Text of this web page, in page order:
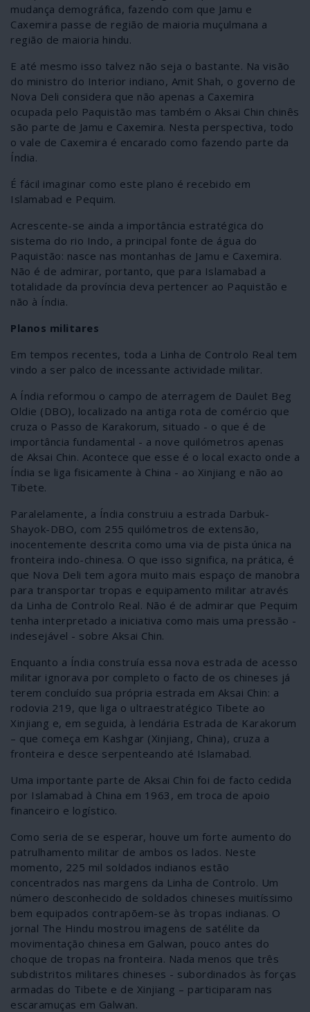
mudança demográfica, fazendo com que Jamu e
Caxemira passe de região de maioria muçulmana a
região de maioria hindu.
E até mesmo isso talvez não seja o bastante. Na visão
do ministro do Interior indiano, Amit Shah, o governo de
Nova Deli considera que não apenas a Caxemira
ocupada pelo Paquistão mas também o Aksai Chin chinês
são parte de Jamu e Caxemira. Nesta perspectiva, todo
o vale de Caxemira é encarado como fazendo parte da
Índia.
É fácil imaginar como este plano é recebido em
Islamabad e Pequim.
Acrescente-se ainda a importância estratégica do
sistema do rio Indo, a principal fonte de água do
Paquistão: nasce nas montanhas de Jamu e Caxemira.
Não é de admirar, portanto, que para Islamabad a
totalidade da província deva pertencer ao Paquistão e
não à Índia.
Planos militares
Em tempos recentes, toda a Linha de Controlo Real tem
vindo a ser palco de incessante actividade militar.
A Índia reformou o campo de aterragem de Daulet Beg
Oldie (DBO), localizado na antiga rota de comércio que
cruza o Passo de Karakorum, situado - o que é de
importância fundamental - a nove quilómetros apenas
de Aksai Chin. Acontece que esse é o local exacto onde a
Índia se liga fisicamente à China - ao Xinjiang e não ao
Tibete.
Paralelamente, a Índia construiu a estrada Darbuk-
Shayok-DBO, com 255 quilómetros de extensão,
inocentemente descrita como uma via de pista única na
fronteira indo-chinesa. O que isso significa, na prática, é
que Nova Deli tem agora muito mais espaço de manobra
para transportar tropas e equipamento militar através
da Linha de Controlo Real. Não é de admirar que Pequim
tenha interpretado a iniciativa como mais uma pressão -
indesejável - sobre Aksai Chin.
Enquanto a Índia construía essa nova estrada de acesso
militar ignorava por completo o facto de os chineses já
terem concluído sua própria estrada em Aksai Chin: a
rodovia 219, que liga o ultraestratégico Tibete ao
Xinjiang e, em seguida, à lendária Estrada de Karakorum
– que começa em Kashgar (Xinjiang, China), cruza a
fronteira e desce serpenteando até Islamabad.
Uma importante parte de Aksai Chin foi de facto cedida
por Islamabad à China em 1963, em troca de apoio
financeiro e logístico.
Como seria de se esperar, houve um forte aumento do
patrulhamento militar de ambos os lados. Neste
momento, 225 mil soldados indianos estão
concentrados nas margens da Linha de Controlo. Um
número desconhecido de soldados chineses muitíssimo
bem equipados contrapõem-se às tropas indianas. O
jornal The Hindu mostrou imagens de satélite da
movimentação chinesa em Galwan, pouco antes do
choque de tropas na fronteira. Nada menos que três
subdistritos militares chineses - subordinados às forças
armadas do Tibete e de Xinjiang – participaram nas
escaramuças em Galwan.